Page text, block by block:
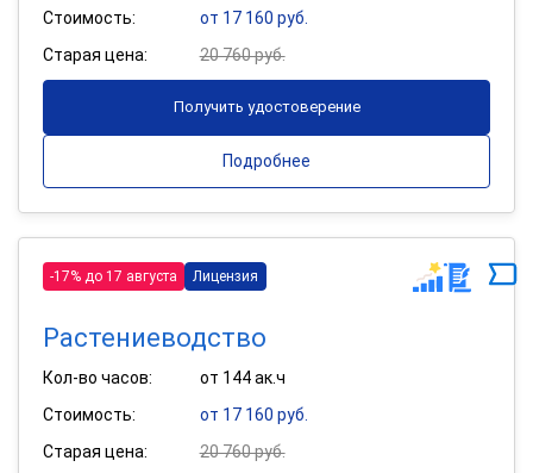
Стоимость:
от 17 160 руб.
Старая цена:
20 760 руб.
Получить удостоверение
Подробнее
-17% до 17 августа Лицензия
Растениеводство
Кол-во часов:
от 144 ак.ч
Стоимость:
от 17 160 руб.
Старая цена:
20 760 руб.